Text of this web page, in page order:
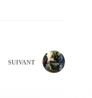
SUIVANT